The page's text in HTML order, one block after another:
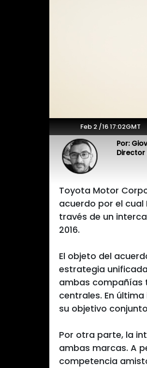
Feb 2 /16 17:02GMT
Por:
Director
Toyota Motor
acuerdo por el
través de un
2016.
El objeto del
estrategia
ambas compañías
centrales. En
su objetivo
Por otra parte, la
ambas marcas. A
competencia